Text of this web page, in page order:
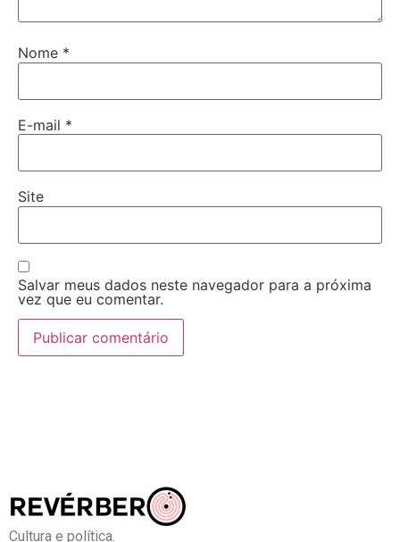
Nome *
E-mail *
Site
Salvar meus dados neste navegador para a próxima
vez que eu comentar.
Cultura e política.